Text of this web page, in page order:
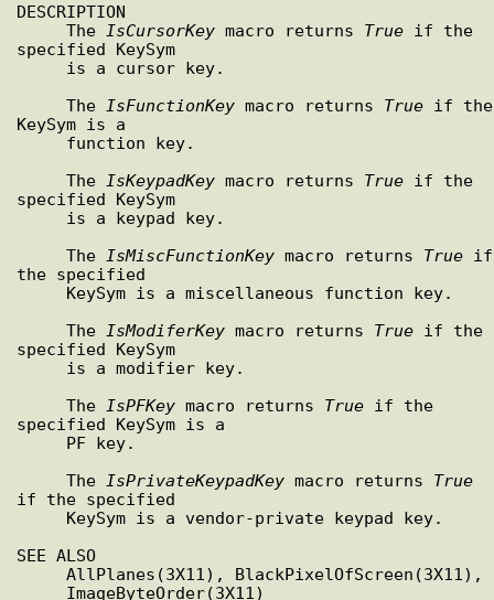
DESCRIPTION
     The
IsCursorKey macro returns True if the
specified KeySym
     The
IsFunctionKey macro returns True if the
KeySym is a
     The
IsKeypadKey macro returns True if the
specified KeySym
     The
IsMiscFunctionKey macro returns True if
the specified
     The
IsModiferKey macro returns True if the
specified KeySym
     The
IsPFKey macro returns True if the
specified KeySym is a
     The
IsPrivateKeypadKey macro returns True
if the specified
SEE ALSO